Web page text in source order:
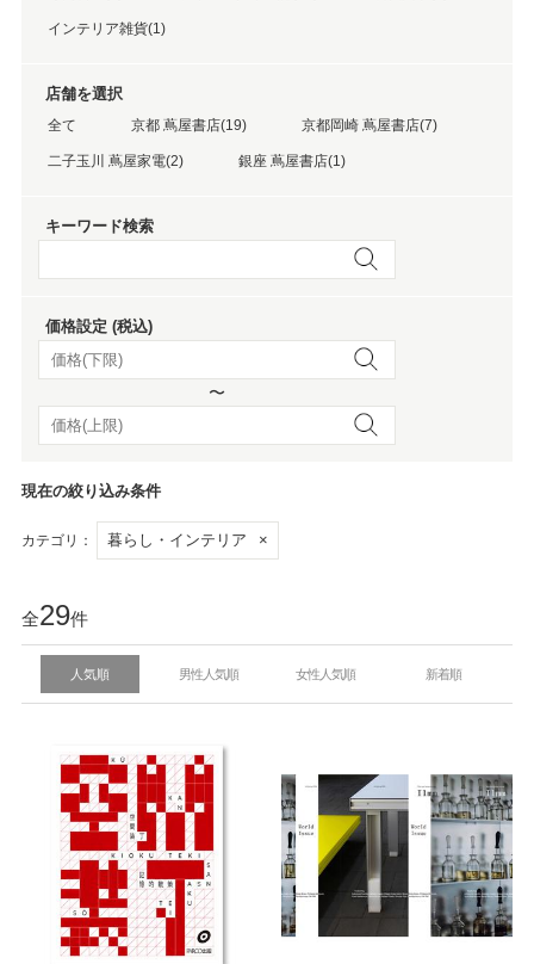
インテリア雑貨(1)
店舗を選択
全て 京都 蔦屋書店(19) 京都岡崎 蔦屋書店(7)
二子玉川 蔦屋家電(2) 銀座 蔦屋書店(1)
キーワード検索
価格設定 (税込)
〜
現在の絞り込み条件
カテゴリ： 暮らし・インテリア ×
全29件
人気順 男性人気順 女性人気順 新着順